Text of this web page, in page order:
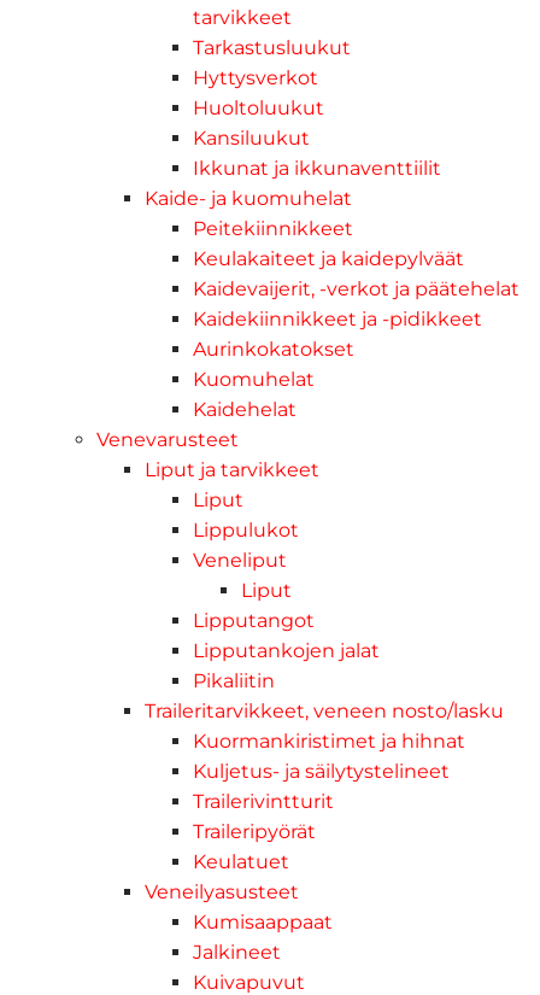
tarvikkeet
Tarkastusluukut
Hyttysverkot
Huoltoluukut
Kansiluukut
Ikkunat ja ikkunaventtiilit
Kaide- ja kuomuhelat
Peitekiinnikkeet
Keulakaiteet ja kaidepylväät
Kaidevaijerit, -verkot ja päätehelat
Kaidekiinnikkeet ja -pidikkeet
Aurinkokatokset
Kuomuhelat
Kaidehelat
Venevarusteet
Liput ja tarvikkeet
Liput
Lippulukot
Veneliput
Liput
Lipputangot
Lipputankojen jalat
Pikaliitin
Traileritarvikkeet, veneen nosto/lasku
Kuormankiristimet ja hihnat
Kuljetus- ja säilytystelineet
Trailerivintturit
Traileripyörät
Keulatuet
Veneilyasusteet
Kumisaappaat
Jalkineet
Kuivapuvut